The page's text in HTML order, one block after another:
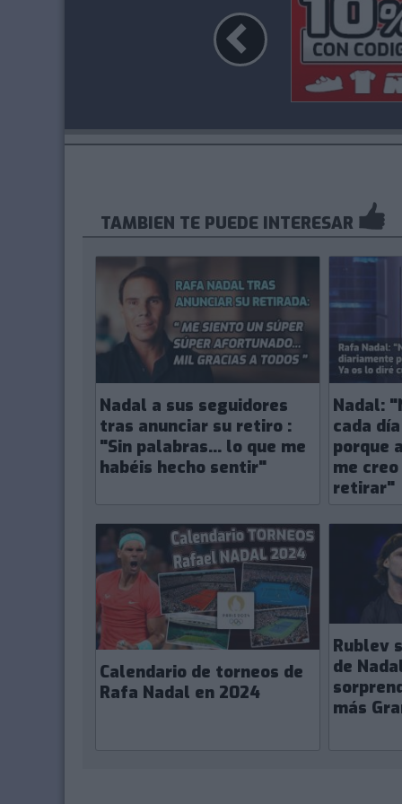
TAMBIEN TE PUEDE INTERESAR
Nadal a sus seguidores
tras anunciar su retiro :
"Sin palabras... lo que me
habéis hecho sentir"
Nadal:
cada
porque
me
retirar"
Calendario de torneos de
Rafa Nadal en 2024
Rublev
de
más